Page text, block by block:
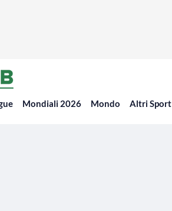
Mondiali 2026 Mondo Altri Sport